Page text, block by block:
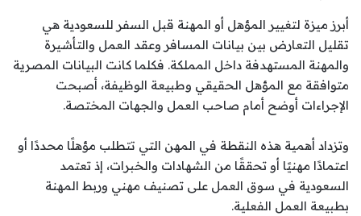
أبرز ميزة لتغيير المؤهل أو المهنة قبل السفر للسعودية هي
تقليل التعارض بين بيانات المسافر وعقد العمل والتأشيرة
والمهنة المستهدفة داخل المملكة. فكلما كانت البيانات المصرية
متوافقة مع المؤهل الحقيقي وطبيعة الوظيفة، أصبحت
الإجراءات أوضح أمام صاحب العمل والجهات المختصة.
وتزداد أهمية هذه النقطة في المهن التي تتطلب مؤهلًا محددًا أو
اعتمادًا مهنيًا أو تحققًا من الشهادات والخبرات، إذ تعتمد
السعودية في سوق العمل على تصنيف مهني وربط المهنة
بطبيعة العمل الفعلية.